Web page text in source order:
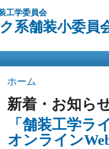
ン
コ
動
工学委員会
系舗装小委員
現在地
ホーム
新着・お知ら
「舗装工学
オンライン